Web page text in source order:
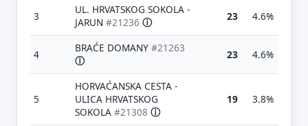
3
UL. HRVATSKOG SOKOLA -
JARUN #21236 ⓘ 23 4.6%
4
BRAĆE DOMANY #21263
ⓘ
23 4.6%
5
HORVAĆANSKA CESTA -
ULICA HRVATSKOG
SOKOLA #21308 ⓘ
19 3.8%